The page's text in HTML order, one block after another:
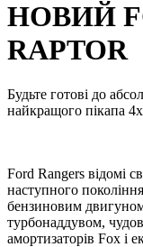
НОВИЙ
RAPTOR
Будьте готові до
найкращого пікапа
Ford Rangers відомі
наступного
бензиновим
турбонаддувом,
амортизаторів Fox і